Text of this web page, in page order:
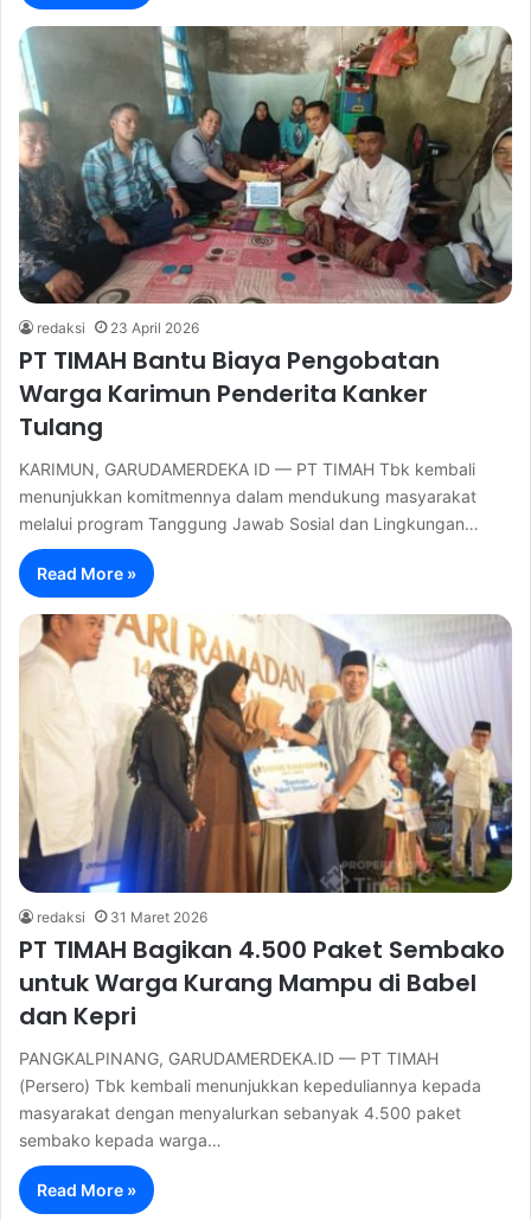
redaksi 23 April 2026
PT TIMAH Bantu Biaya Pengobatan
Warga Karimun Penderita Kanker
Tulang
KARIMUN, GARUDAMERDEKA ID — PT TIMAH Tbk kembali
menunjukkan komitmennya dalam mendukung masyarakat
melalui program Tanggung Jawab Sosial dan Lingkungan…
Read More »
redaksi 31 Maret 2026
PT TIMAH Bagikan 4.500 Paket Sembako
untuk Warga Kurang Mampu di Babel
dan Kepri
PANGKALPINANG, GARUDAMERDEKA.ID — PT TIMAH
(Persero) Tbk kembali menunjukkan kepeduliannya kepada
masyarakat dengan menyalurkan sebanyak 4.500 paket
sembako kepada warga…
Read More »